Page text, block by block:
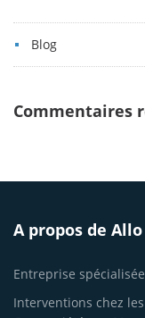
Blog
Commentaires
A propos de
Entreprise
Interventions chez